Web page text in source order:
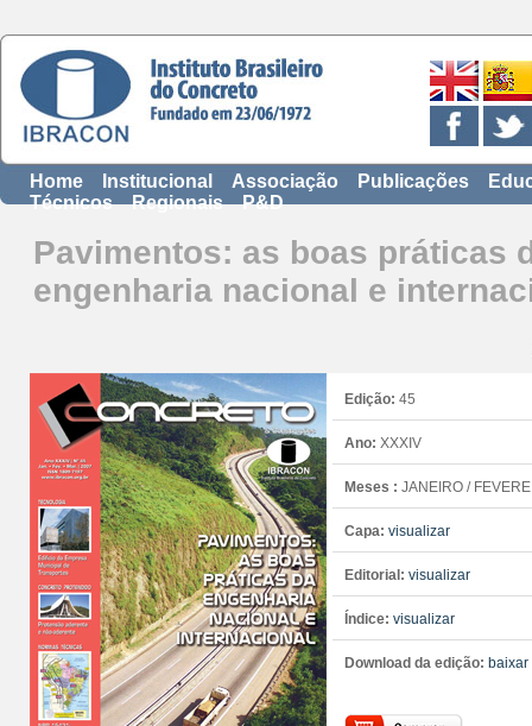
Home Institucional Associação Publicações
Técnicos
Regionais P&D
Pavimentos: as boas práticas
engenharia nacional e
Edição: 45
Ano: XXXIV
Meses : JANEIRO /
Capa: visualizar
Editorial: visualizar
Índice: visualizar
Download da edição: baixar